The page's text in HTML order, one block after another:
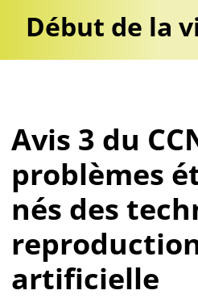
Début de la
Avis 3 du
problèmes
nés des
artificielle